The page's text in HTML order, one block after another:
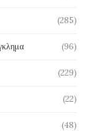
(285)
(96)
(229)
(22)
(48)